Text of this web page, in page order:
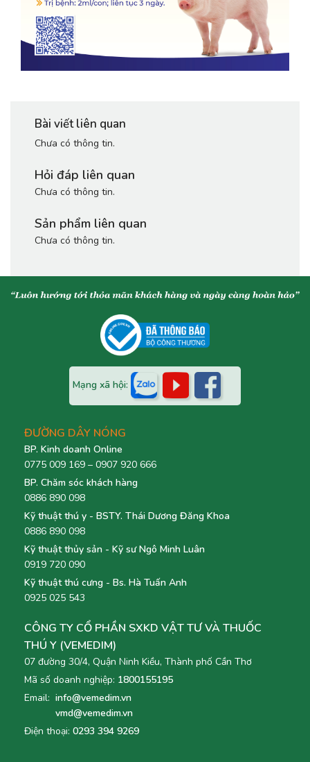
Bài viết liên quan
Chưa có thông tin.
Hỏi đáp liên quan
Chưa có thông tin.
Sản phẩm liên quan
Chưa có thông tin.
Mạng xã hội:
ĐƯỜNG DÂY NÓNG
BP. Kinh doanh Online
0775 009 169 – 0907 920 666
BP. Chăm sóc khách hàng
0886 890 098
Kỹ thuật thú y - BSTY. Thái Dương Đăng Khoa
0886 890 098
Kỹ thuật thủy sản - Kỹ sư Ngô Minh Luân
0919 720 090
Kỹ thuật thú cưng - Bs. Hà Tuấn Anh
0925 025 543
CÔNG TY CỔ PHẦN SXKD VẬT TƯ VÀ THUỐC
THÚ Y (VEMEDIM)
07 đường 30/4, Quận Ninh Kiều, Thành phố Cần Thơ
Mã số doanh nghiệp: 1800155195
Email: info@vemedim.vn
vmd@vemedim.vn
Điện thoại: 0293 394 9269